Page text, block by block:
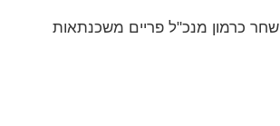
שחר כרמון מנכ"ל פריים משכנתאות